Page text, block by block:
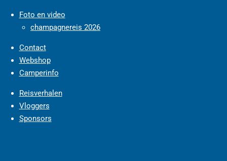
Foto en video
champagnereis 2026
Contact
Webshop
Camperinfo
Reisverhalen
Vloggers
Sponsors